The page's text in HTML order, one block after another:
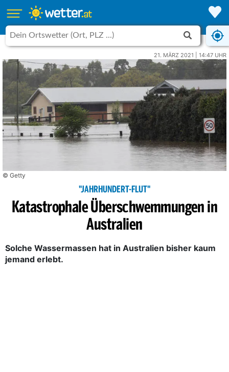
21. MÄRZ 2021 | 14:47 UHR
© Getty
"JAHRHUNDERT-FLUT"
Katastrophale Überschwemmungen in
Australien
Solche Wassermassen hat in Australien bisher kaum
jemand erlebt.